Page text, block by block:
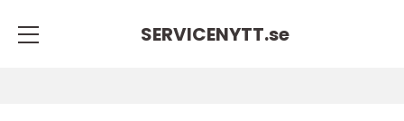
SERVICENYTT.se